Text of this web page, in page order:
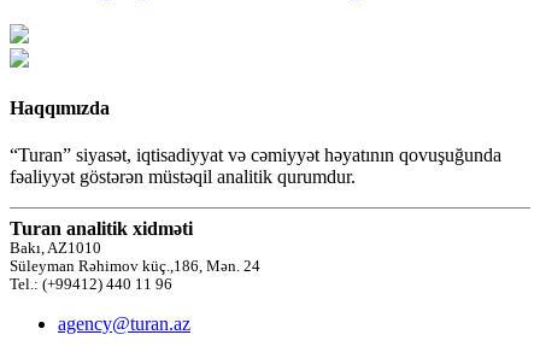
Haqqımızda
“Turan” siyasət, iqtisadiyyat və cəmiyyət həyatının qovuşuğunda
fəaliyyət göstərən müstəqil analitik qurumdur.
Turan analitik xidməti
Bakı, AZ1010
Süleyman Rəhimov küç.,186, Mən. 24
Tel.: (+99412) 440 11 96
agency@turan.az